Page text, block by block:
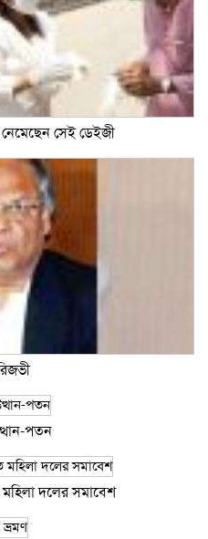
সেই ডেইজী
পতন
মহিলা দলের সমাবেশ